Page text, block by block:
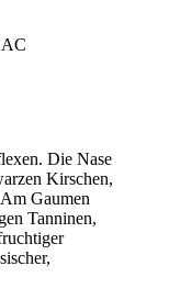
Die Nase
Kirschen,
Gaumen
Tanninen,